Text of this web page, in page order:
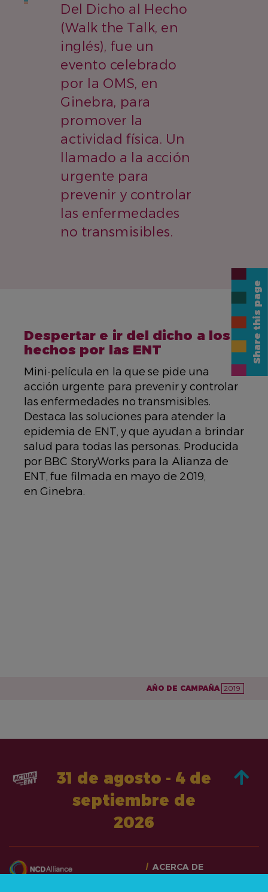
Del Dicho al Hecho
(Walk the Talk, en
inglés), fue un
evento celebrado
por la OMS, en
Ginebra, para
promover la
actividad física. Un
llamado a la acción
urgente para
prevenir y controlar
las enfermedades
no transmisibles.
NAME
Despertar e ir del dicho a los
hechos por las ENT
DESCRIPTION
Mini-película en la que se pide una
acción urgente para prevenir y controlar
las enfermedades no transmisibles.
Destaca las soluciones para atender la
epidemia de ENT, y que ayudan a brindar
salud para todas las personas. Producida
por BBC StoryWorks para la Alianza de
ENT, fue filmada en mayo de 2019,
en Ginebra.
AÑO DE CAMPAÑA 2019
31 de agosto - 4 de
septiembre de
2026
ACERCA DE
Share this page